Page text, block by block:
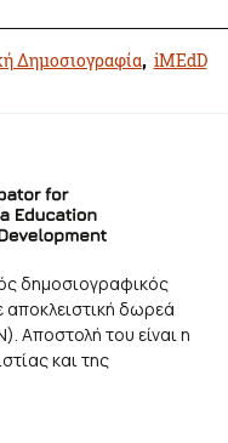
Δημοσιογραφία, iMEdD
δημοσιογραφικός
αποκλειστική δωρεά
Αποστολή του είναι η
και της